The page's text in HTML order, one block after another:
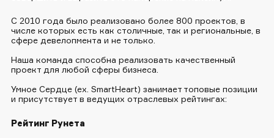
С 2010 года было реализовано более 800 проектов, в
числе которых есть как столичные, так и региональные, в
сфере девелопмента и не только.
Наша команда способна реализовать качественный
проект для любой сферы бизнеса.
Умное Сердце (ex. SmartHeart) занимает топовые позиции
и присутствует в ведущих отраслевых рейтингах:
Рейтинг Рунета